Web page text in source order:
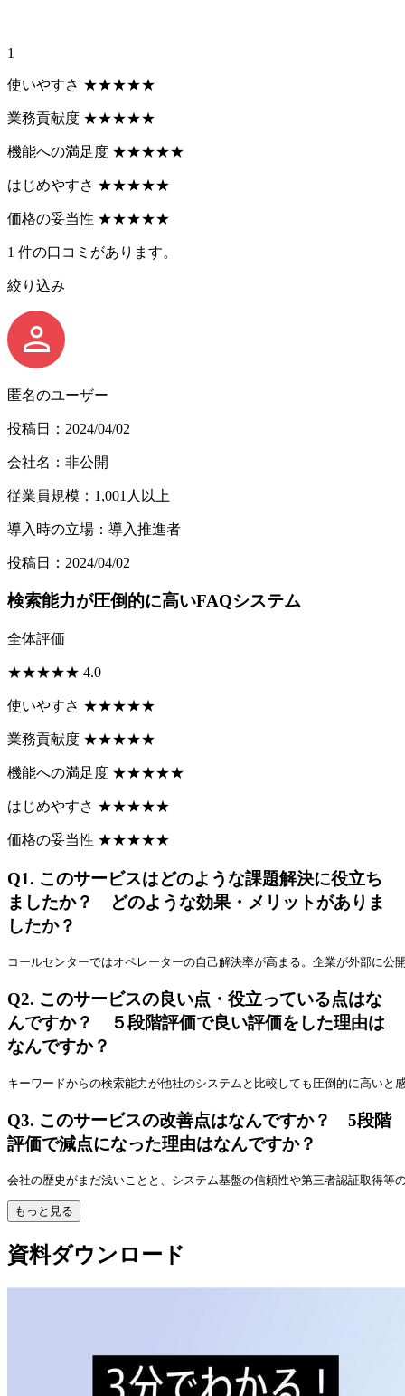
1
使いやすさ ★★★★★
業務貢献度 ★★★★★
機能への満足度 ★★★★★
はじめやすさ ★★★★★
価格の妥当性 ★★★★★
1 件の口コミがあります。
絞り込み
匿名のユーザー
投稿日：2024/04/02
会社名：非公開
従業員規模：1,001人以上
導入時の立場：導入推進者
投稿日：2024/04/02
検索能力が圧倒的に高いFAQシステム
全体評価
★★★★★ 4.0
使いやすさ ★★★★★
業務貢献度 ★★★★★
機能への満足度 ★★★★★
はじめやすさ ★★★★★
価格の妥当性 ★★★★★
Q1. このサービスはどのような課題解決に役立ち
ましたか？ どのような効果・メリットがありま
したか？
コールセンターではオペレーターの自己解決率が高まる。企業が外部に
Q2. このサービスの良い点・役立っている点はな
んですか？ ５段階評価で良い評価をした理由は
なんですか？
キーワードからの検索能力が他社のシステムと比較しても圧倒的に高い
Q3. このサービスの改善点はなんですか？ 5段階
評価で減点になった理由はなんですか？
会社の歴史がまだ浅いことと、システム基盤の信頼性や第三者認証取得
もっと見る
資料ダウンロード